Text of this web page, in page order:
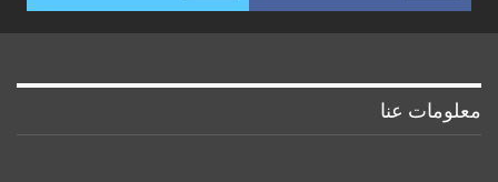
معلومات عنا